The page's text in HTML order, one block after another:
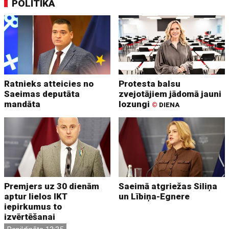
POLITIKA
Ratnieks atteicies no
Saeimas deputāta
mandāta
Protesta balsu
zvejotājiem jādomā jauni
lozungi © DIENA
Premjers uz 30 dienām
aptur lielos IKT
iepirkumus to
izvērtēšanai
Saeimā atgriežas Siliņa
un Lībiņa-Egnere